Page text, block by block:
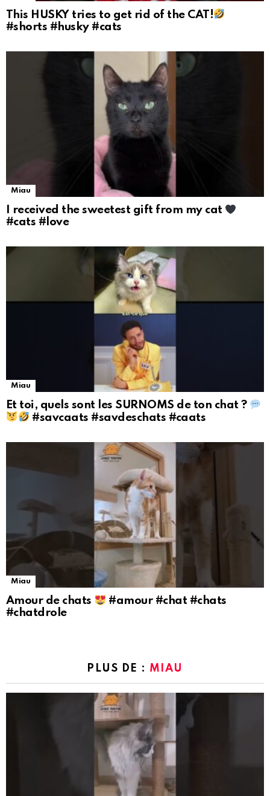
This HUSKY tries to get rid of the CAT!
#shorts #husky #cats
Miau
I received the sweetest gift from my cat
#cats #love
Miau
Et toi, quels sont les SURNOMS de ton chat ?
#savcaats #savdeschats #caats
Miau
Amour de chats
#amour #chat #chats
#chatdrole
PLUS DE : MIAU